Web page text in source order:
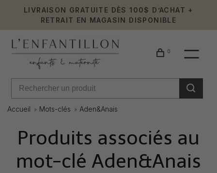
LIVRAISON GRATUITE DÈS 100$ D’ACHAT +
RETRAIT EN MAGASIN DISPONIBLE
0
Accueil Mots-clés Aden&Anais
Produits associés au
mot-clé Aden&Anais